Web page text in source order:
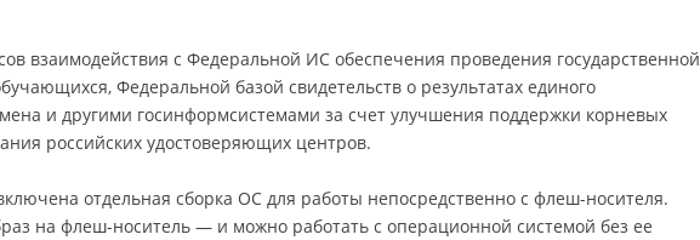
взаимодействия с Федеральной ИС обеспечения проведения государственной
Федеральной базой свидетельств о результатах единого
и другими госинформсистемами за счет улучшения поддержки корневых
российских удостоверяющих центров.
отдельная сборка ОС для работы непосредственно с флеш-носителя.
на флеш-носитель — и можно работать с операционной системой без ее